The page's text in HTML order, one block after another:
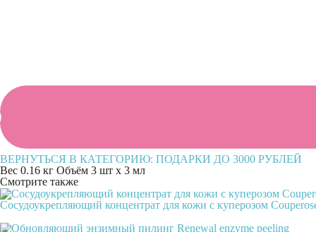
ВЕРНУТЬСЯ В КАТЕГОРИЮ: ПОДАРКИ ДО 3000 РУБЛЕЙ
Вес 0.16 кг Объём 3 шт х 3 мл
Смотрите также
Сосудоукрепляющий концентрат для кожи с куперозом